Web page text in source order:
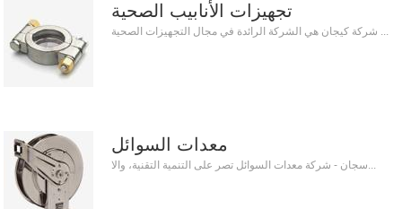
تجهيزات الأنابيب الصحية
شركة كيجان هي الشركة الرائدة في مجال التجهيزات الصحية ...
معدات السوائل
سجان - شركة معدات السوائل تصر على التنمية التقنية، والا...